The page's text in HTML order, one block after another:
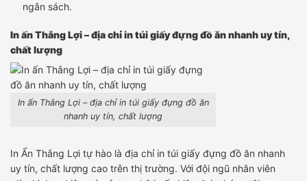
ngân sách.
In ấn Thắng Lợi – địa chỉ in túi giấy đựng đồ ăn nhanh uy tín,
chất lượng
In ấn Thắng Lợi – địa chỉ in túi giấy đựng đồ ăn
nhanh uy tín, chất lượng
In Ấn Thắng Lợi tự hào là địa chỉ in túi giấy đựng đồ ăn nhanh
uy tín, chất lượng cao trên thị trường. Với đội ngũ nhân viên